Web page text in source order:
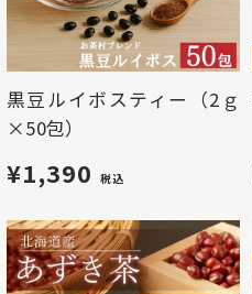
黒豆ルイボスティー（2ｇ
×50包）
¥1,390 税込